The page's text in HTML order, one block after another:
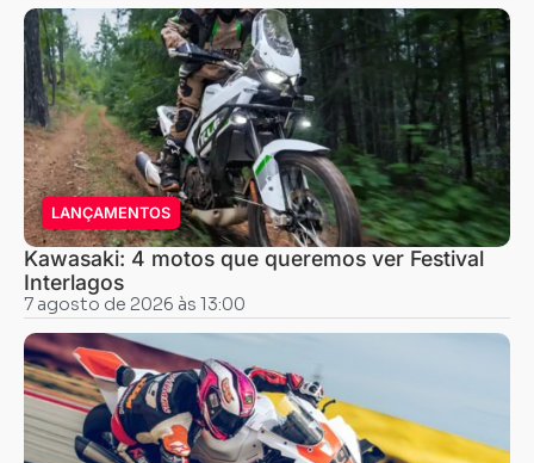
LANÇAMENTOS
Kawasaki: 4 motos que queremos ver Festival
Interlagos
7 agosto de 2026 às 13:00